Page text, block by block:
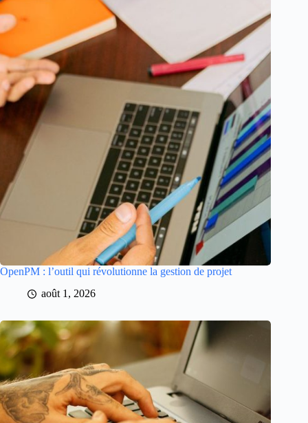
OpenPM : l’outil qui révolutionne la gestion de projet
août 1, 2026